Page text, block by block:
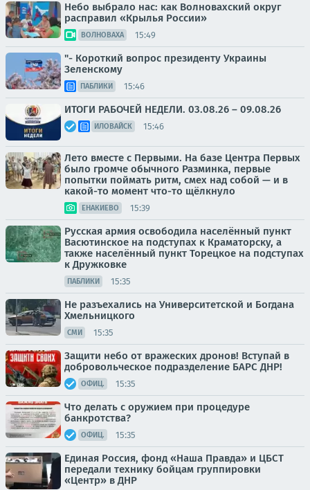
Небо выбрало нас: как Волновахский округ
расправил «Крылья России»
ВОЛНОВАХА 15:49
"- Короткий вопрос президенту Украины
Зеленскому
ПАБЛИКИ 15:46
ИТОГИ РАБОЧЕЙ НЕДЕЛИ. 03.08.26 – 09.08.26
ИЛОВАЙСК 15:46
Лето вместе с Первыми. На базе Центра Первых
было громче обычного Разминка, первые
попытки поймать ритм, смех над собой — и в
какой-то момент что-то щёлкнуло
ЕНАКИЕВО 15:39
Русская армия освободила населённый пункт
Васютинское на подступах к Краматорску, а
также населённый пункт Торецкое на подступах
к Дружковке
ПАБЛИКИ 15:35
Не разъехались на Университетской и Богдана
Хмельницкого
СМИ 15:35
Защити небо от вражеских дронов! Вступай в
добровольческое подразделение БАРС ДНР!
ОФИЦ. 15:35
Что делать с оружием при процедуре
банкротства?
ОФИЦ. 15:35
Единая Россия, фонд «Наша Правда» и ЦБСТ
передали технику бойцам группировки
«Центр» в ДНР